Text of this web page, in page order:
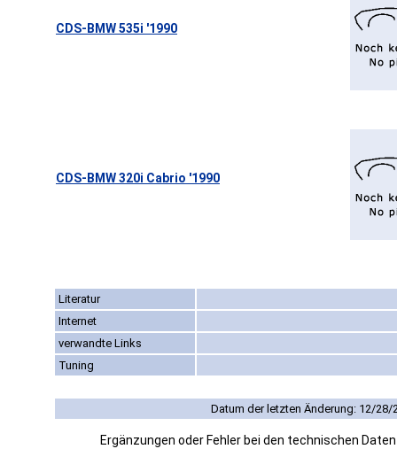
CDS-BMW 535i '1990
CDS-BMW 320i Cabrio '1990
Literatur
Internet
verwandte Links
Tuning
Datum der letzten Änderung: 12/28/
Ergänzungen oder Fehler bei den technischen